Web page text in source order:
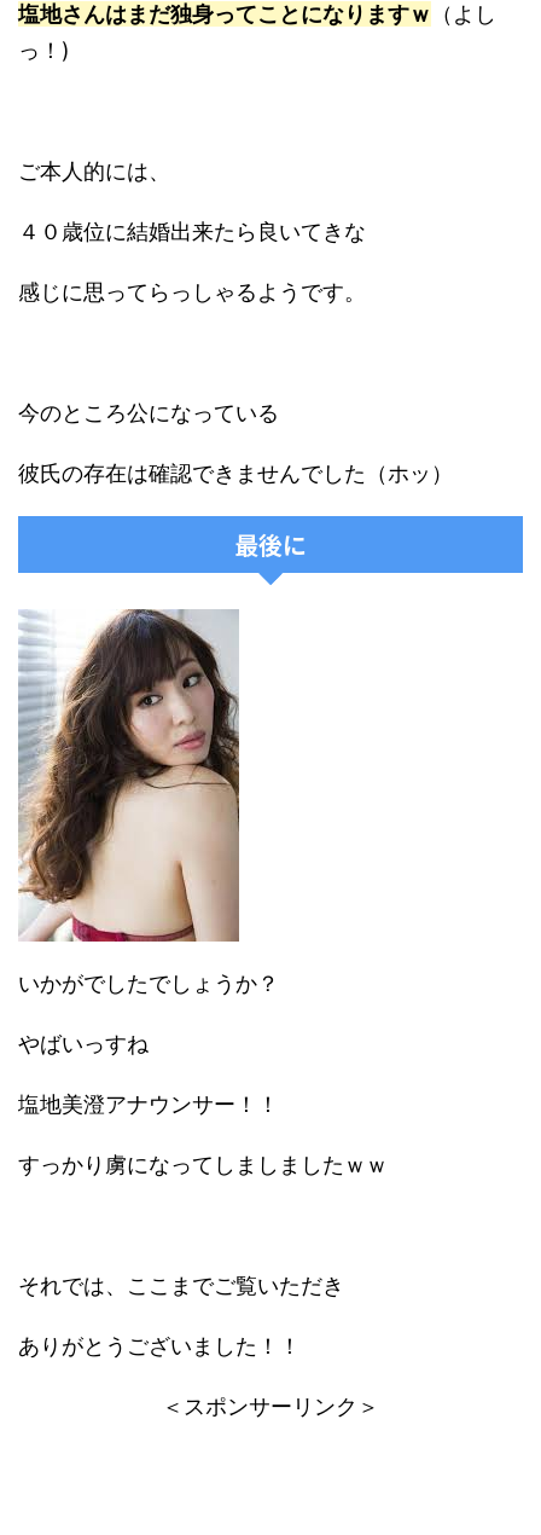
塩地さんはまだ独身ってことになりますｗ （よし
っ！)
ご本人的には、
４０歳位に結婚出来たら良いてきな
感じに思ってらっしゃるようです。
今のところ公になっている
彼氏の存在は確認できませんでした（ホッ）
最後に
いかがでしたでしょうか？
やばいっすね
塩地美澄アナウンサー！！
すっかり虜になってしましましたｗｗ
それでは、ここまでご覧いただき
ありがとうございました！！
＜スポンサーリンク＞